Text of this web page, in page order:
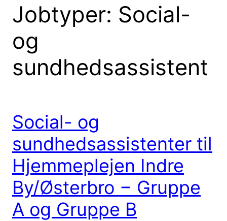
Jobtyper: Social-
og
sundhedsassistent
Social- og
sundhedsassistenter til
Hjemmeplejen Indre
By/Østerbro − Gruppe
A og Gruppe B